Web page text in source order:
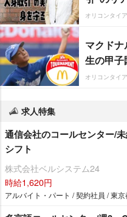
オリコンタイ
マクド
生の甲子
オリコンタイ
求人特集
通信会社のコールセンター/
シフト
株式会社ベルシステム24
時給1,620円
アルバイト・パート / 契約社員 / 東京